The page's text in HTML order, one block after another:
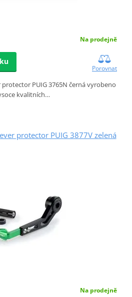
Na prodejně
Porovnat
protector PUIG 3765N černá vyrobeno
kvalitních…
protector PUIG 3877V zelená
Na prodejně